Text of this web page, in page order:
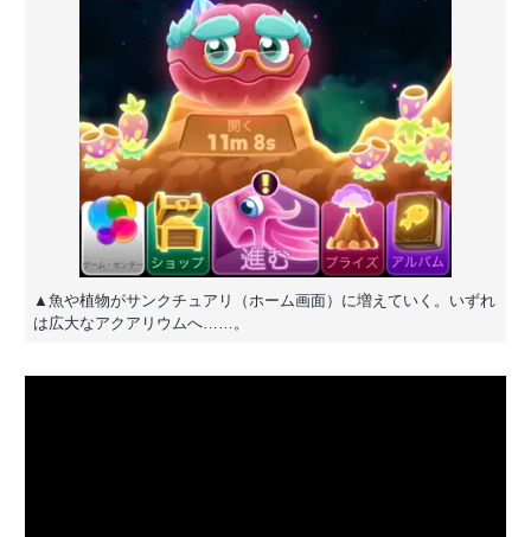
▲魚や植物がサンクチュアリ（ホーム画面）に増えていく。いずれ
は広大なアクアリウムへ……。